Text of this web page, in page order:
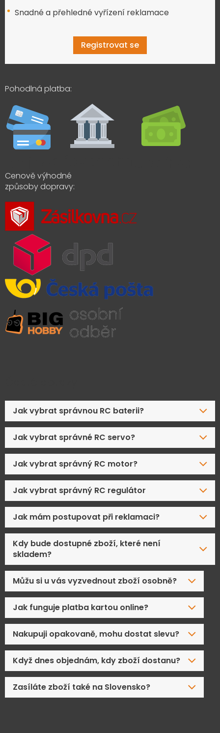
Snadné a přehledné vyřízení reklamace
Registrovat se
Pohodlná platba:
Cenově výhodné
způsoby dopravy:
Jak vybrat správnou RC baterii?
Jak vybrat správné RC servo?
Jak vybrat správný RC motor?
Jak vybrat správný RC regulátor
Jak mám postupovat při reklamaci?
Kdy bude dostupné zboží, které není
skladem?
Můžu si u vás vyzvednout zboží osobně?
Jak funguje platba kartou online?
Nakupuji opakovaně, mohu dostat slevu?
Když dnes objednám, kdy zboží dostanu?
Zasíláte zboží také na Slovensko?